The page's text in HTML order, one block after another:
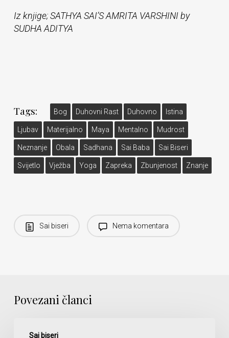
Iz knjige; SATHYA SAI’S AMRITA VARSHINI by
SUDHA ADITYA
Tags: Bog Duhovni Rast Duhovno Istina
Ljubav Materijalno Maya Mentalno Mudrost
Neznanje Obala Sadhana Sai Baba Sai Biseri
Svijetlo Vježba Yoga Zapreka Zbunjenost Znanje
Sai biseri Nema komentara
Povezani članci
Sai biseri